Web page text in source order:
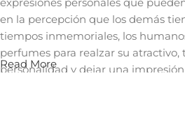
en la percepción que los demás
tiempos inmemoriales, los
perfumes para realzar su atractivo,
personalidad y dejar una
Read More